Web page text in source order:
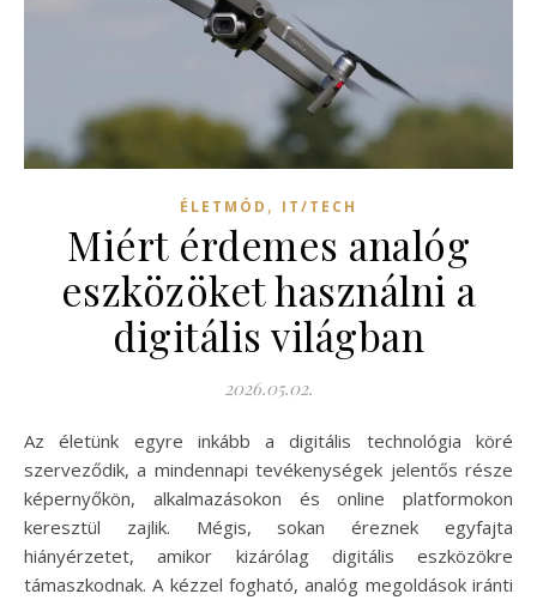
ÉLETMÓD , IT/TECH
Miért érdemes analóg
eszközöket használni a
digitális világban
2026.05.02.
Az életünk egyre inkább a digitális technológia köré
szerveződik, a mindennapi tevékenységek jelentős része
képernyőkön, alkalmazásokon és online platformokon
keresztül zajlik. Mégis, sokan éreznek egyfajta
hiányérzetet, amikor kizárólag digitális eszközökre
támaszkodnak. A kézzel fogható, analóg megoldások iránti